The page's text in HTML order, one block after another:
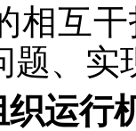
相互
题、实
织运行